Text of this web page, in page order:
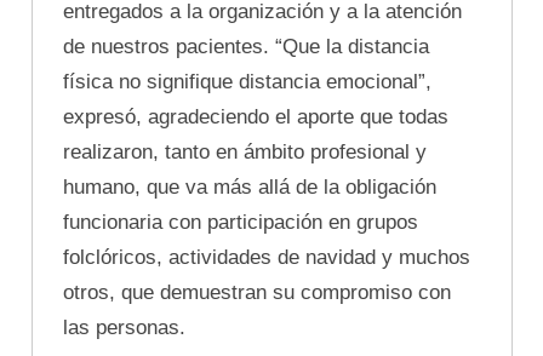
entregados a la organización y a la atención
de nuestros pacientes. “Que la distancia
física no signifique distancia emocional”,
expresó, agradeciendo el aporte que todas
realizaron, tanto en ámbito profesional y
humano, que va más allá de la obligación
funcionaria con participación en grupos
folclóricos, actividades de navidad y muchos
otros, que demuestran su compromiso con
las personas.